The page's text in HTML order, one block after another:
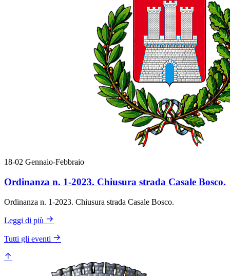
18-02 Gennaio-Febbraio
Ordinanza n. 1-2023. Chiusura strada Casale Bosco.
Ordinanza n. 1-2023. Chiusura strada Casale Bosco.
Leggi di più
Tutti gli eventi